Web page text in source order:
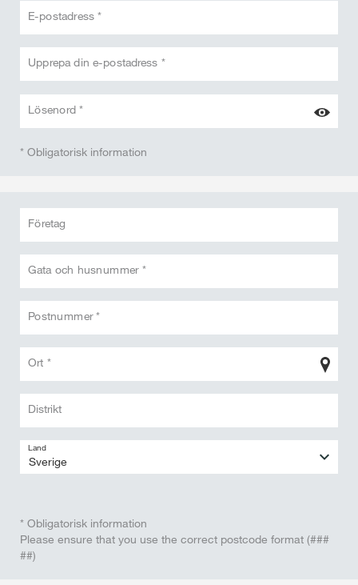
E-postadress *
Upprepa din e-postadress *
Lösenord *
* Obligatorisk information
Företag
Gata och husnummer *
Postnummer *
Ort *
Distrikt
Land
* Obligatorisk information
Please ensure that you use the correct postcode format (###
##)